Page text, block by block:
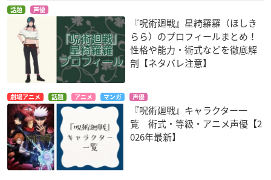
話題 声優
『呪術廻戦』星綺羅羅（ほしき
らら）のプロフィールまとめ！
性格や能力・術式などを徹底解
剖【ネタバレ注意】
劇場アニメ 話題 アニメ マンガ 声優
『呪術廻戦』キャラクター一
覧 術式・等級・アニメ声優【2
026年最新】